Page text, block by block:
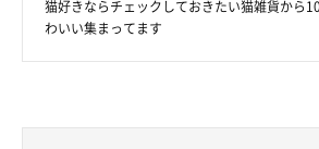
猫好きならチェックしておきたい猫雑貨から
わいい集まってます